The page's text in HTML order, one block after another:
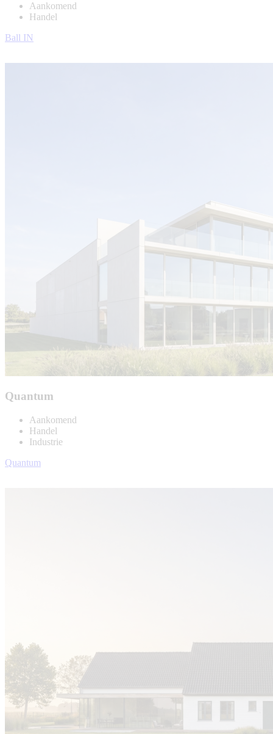
Aankomend
Handel
Ball IN
Quantum
Aankomend
Handel
Industrie
Quantum